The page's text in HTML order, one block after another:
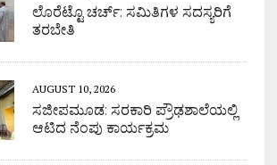
ಲೊರೆಟ್ಟೊ ಚರ್ಚ್: ಸಮಿತಿಗಳ ಸದಸ್ಯರಿಗೆ
ತರಬೇತಿ
AUGUST 10, 2026
ಸಜೀಪಮೂಡ: ಸರಕಾರಿ ಪ್ರೌಢಶಾಲೆಯಲ್ಲಿ
ಆಟಿದ ನೆಂಪು ಕಾರ್ಯಕ್ರಮ